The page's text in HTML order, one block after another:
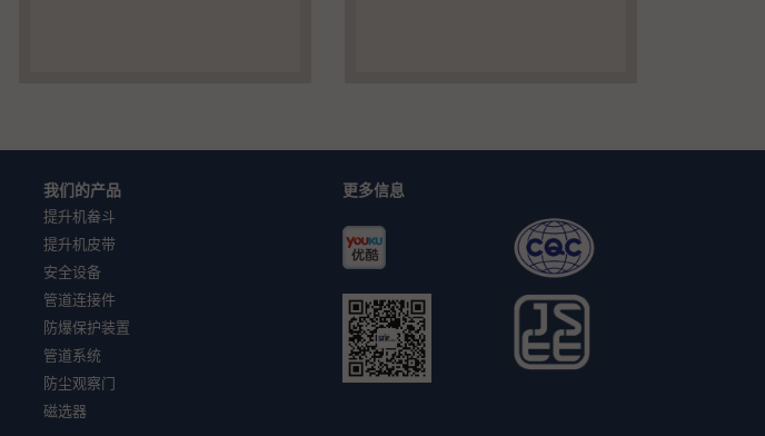
我们的产品
提升机畚斗
提升机皮带
安全设备
管道连接件
防爆保护装置
管道系统
防尘观察门
磁选器
更多信息